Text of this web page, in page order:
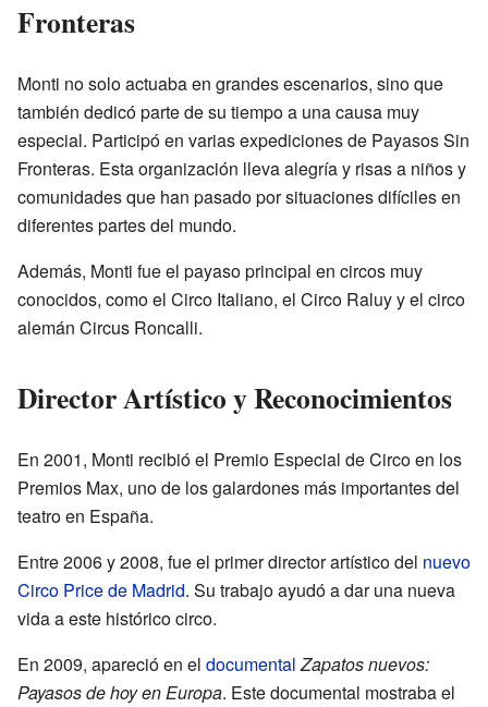
Fronteras
Monti no solo actuaba en grandes escenarios, sino que
también dedicó parte de su tiempo a una causa muy
especial. Participó en varias expediciones de Payasos Sin
Fronteras. Esta organización lleva alegría y risas a niños y
comunidades que han pasado por situaciones difíciles en
diferentes partes del mundo.
Además, Monti fue el payaso principal en circos muy
conocidos, como el Circo Italiano, el Circo Raluy y el circo
alemán Circus Roncalli.
Director Artístico y Reconocimientos
En 2001, Monti recibió el Premio Especial de Circo en los
Premios Max, uno de los galardones más importantes del
teatro en España.
Entre 2006 y 2008, fue el primer director artístico del nuevo
Circo Price de Madrid. Su trabajo ayudó a dar una nueva
vida a este histórico circo.
En 2009, apareció en el documental Zapatos nuevos:
Payasos de hoy en Europa. Este documental mostraba el